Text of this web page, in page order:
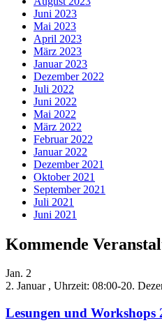
Juni 2023
Mai 2023
April 2023
März 2023
Januar 2023
Dezember 2022
Juli 2022
Juni 2022
Mai 2022
März 2022
Februar 2022
Januar 2022
Dezember 2021
Oktober 2021
September 2021
Juli 2021
Juni 2021
Kommende
Jan. 2
2. Januar , Uhrzeit: 08:00-20.
Lesungen und Workshops